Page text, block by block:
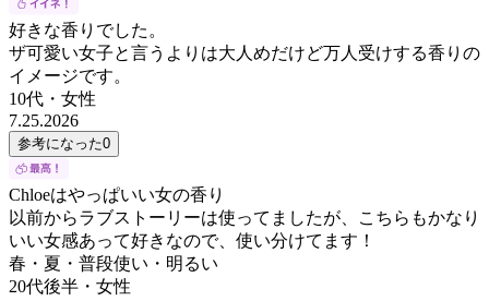
好きな香りでした。
ザ可愛い女子と言うよりは大人めだけど万人受けする香りの
イメージです。
10代 ・ 女性
7.25.2026
参考になった0
Chloeはやっぱいい女の香り
以前からラブストーリーは使ってましたが、こちらもかなり
いい女感あって好きなので、使い分けてます！
春・夏・普段使い・明るい
20代後半 ・ 女性